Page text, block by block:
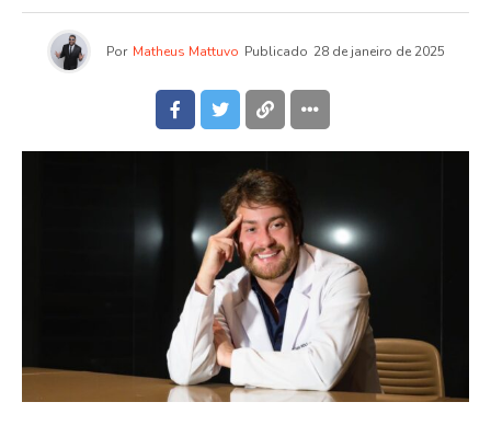
Por Matheus Mattuvo Publicado 28 de janeiro de 2025